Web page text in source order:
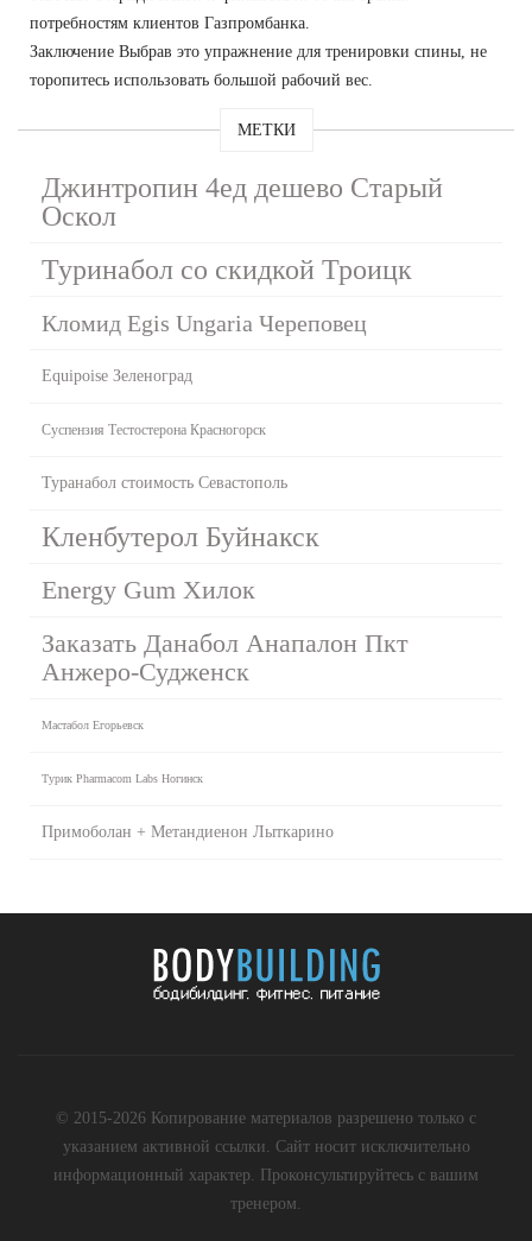
потребностям клиентов Газпромбанка.
Заключение Выбрав это упражнение для тренировки спины, не
торопитесь использовать большой рабочий вес.
МЕТКИ
Джинтропин 4ед дешево Старый
Оскол
Туринабол со скидкой Троицк
Кломид Egis Ungaria Череповец
Equipoise Зеленоград
Суспензия Тестостерона Красногорск
Туранабол стоимость Севастополь
Кленбутерол Буйнакск
Energy Gum Хилок
Заказать Данабол Анапалон Пкт
Анжеро-Судженск
Мастабол Егорьевск
Турик Pharmacom Labs Ногинск
Примоболан + Метандиенон Лыткарино
© 2015-2026 Копирование материалов разрешено только с
указанием активной ссылки. Сайт носит исключительно
информационный характер. Проконсультируйтесь с вашим
тренером.